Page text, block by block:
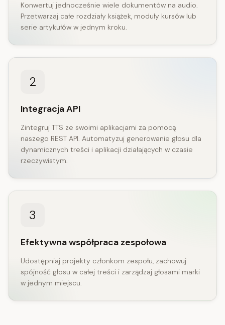
Konwertuj jednocześnie wiele dokumentów na audio.
Przetwarzaj całe rozdziały książek, moduły kursów lub
serie artykułów w jednym kroku.
2
Integracja API
Zintegruj TTS ze swoimi aplikacjami za pomocą
naszego REST API. Automatyzuj generowanie głosu dla
dynamicznych treści i aplikacji działających w czasie
rzeczywistym.
3
Efektywna współpraca zespołowa
Udostępniaj projekty członkom zespołu, zachowuj
spójność głosu w całej treści i zarządzaj głosami marki
w jednym miejscu.